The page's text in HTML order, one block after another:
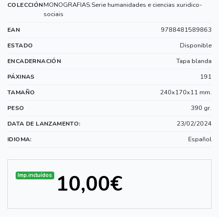
COLECCIÓNMONOGRAFIAS.Serie humanidades e ciencias xuridico-
sociais
EAN 9788481589863
ESTADO Disponible
ENCADERNACIÓN Tapa blanda
PÁXINAS 191
TAMAÑO 240x170x11 mm.
PESO 390 gr.
DATA DE LANZAMENTO: 23/02/2024
IDIOMA: Español
Imp.incluídos 10,00€